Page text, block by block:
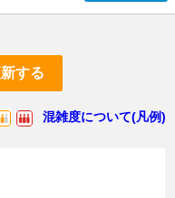
する
混雑度について(凡例)